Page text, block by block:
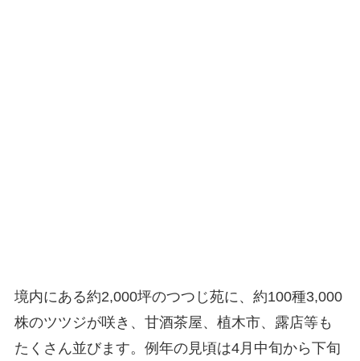
境内にある約2,000坪のつつじ苑に、約100種3,000
株のツツジが咲き、甘酒茶屋、植木市、露店等も
たくさん並びます。例年の見頃は4月中旬から下旬